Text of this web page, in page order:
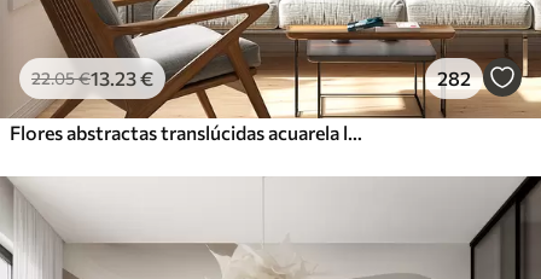
22.05€13 .23€ 282